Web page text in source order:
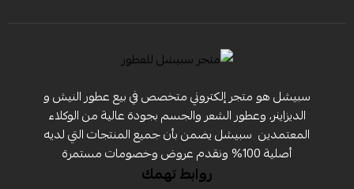
سبيشل هو متجر إلكتروني متخصص في بيع عطور النيش و
الديزاينر، وعطور الشعر والجسم بجودة عالية من الوكلاء
المعتمدين ‏ سبيشل يضمن بأن جميع المنتجات التي لديه
أصلية 100% ونقدم عروض وخصومات مستمرة
روابط تهمك